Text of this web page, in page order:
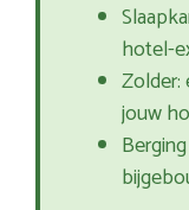
hotel-
Zolder:
jouw